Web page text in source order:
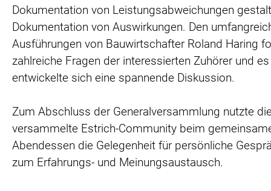
Dokumentation von Leistungsabweichungen
Dokumentation von Auswirkungen. Den
Ausführungen von Bauwirtschafter Roland Haring
zahlreiche Fragen der interessierten Zuhörer und es
entwickelte sich eine spannende Diskussion.
Zum Abschluss der Generalversammlung nutzte
versammelte Estrich-Community beim
Abendessen die Gelegenheit für persönliche
zum Erfahrungs- und Meinungsaustausch.